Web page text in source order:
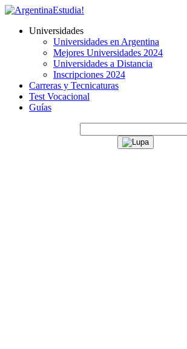
Universidades
Universidades en Argentina
Mejores Universidades 2024
Universidades a Distancia
Inscripciones 2024
Carreras y Tecnicaturas
Test Vocacional
Guías